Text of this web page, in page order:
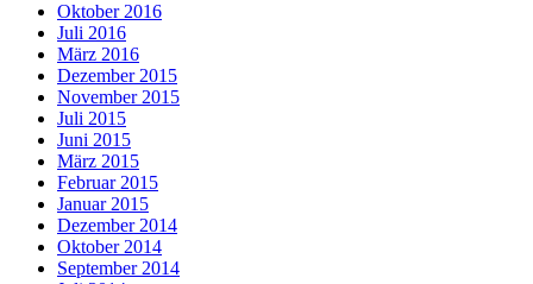
Oktober 2016
Juli 2016
März 2016
Dezember 2015
November 2015
Juli 2015
Juni 2015
März 2015
Februar 2015
Januar 2015
Dezember 2014
Oktober 2014
September 2014